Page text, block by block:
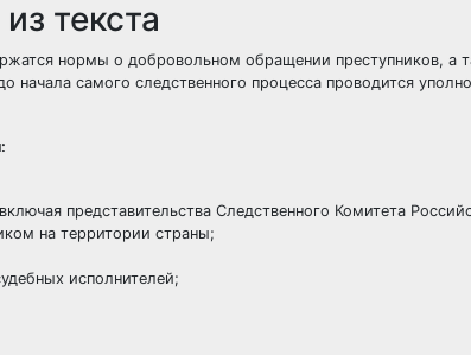
текста
нормы о добровольном обращении преступников, а
начала самого следственного процесса проводится
представительства Следственного Комитета
на территории страны;
исполнителей;